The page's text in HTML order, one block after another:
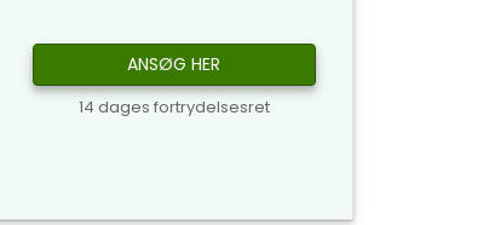
ANSØG HER
14 dages fortrydelsesret